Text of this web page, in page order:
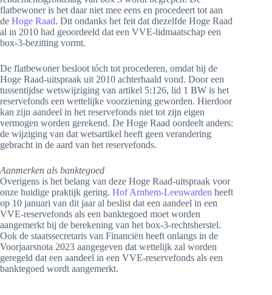
flatbewoner is het daar niet mee eens en procedeert tot aan
de Hoge Raad. Dit ondanks het feit dat diezelfde Hoge Raad
al in 2010 had geoordeeld dat een VVE-lidmaatschap een
box-3-bezitting vormt.
De flatbewoner besloot tóch tot procederen, omdat hij de
Hoge Raad-uitspraak uit 2010 achterhaald vond. Door een
tussentijdse wetswijziging van artikel 5:126, lid 1 BW is het
reservefonds een wettelijke voorziening geworden. Hierdoor
kan zijn aandeel in het reservefonds niet tot zijn eigen
vermogen worden gerekend. De Hoge Raad oordeelt anders:
de wijziging van dat wetsartikel heeft geen verandering
gebracht in de aard van het reservefonds.
Aanmerken als banktegoed
Overigens is het belang van deze Hoge Raad-uitspraak voor
onze huidige praktijk gering. Hof Arnhem-Leeuwarden heeft
op 10 januari van dit jaar al beslist dat een aandeel in een
VVE-reservefonds als een banktegoed moet worden
aangemerkt bij de berekening van het box-3-rechtsherstel.
Ook de staatssecretaris van Financiën heeft onlangs in de
Voorjaarsnota 2023 aangegeven dat wettelijk zal worden
geregeld dat een aandeel in een VVE-reservefonds als een
banktegoed wordt aangemerkt.